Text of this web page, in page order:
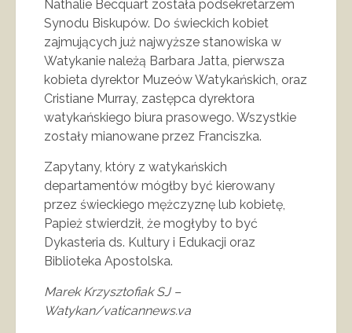
Nathalie Becquart została podsekretarzem
Synodu Biskupów. Do świeckich kobiet
zajmujących już najwyższe stanowiska w
Watykanie należą Barbara Jatta, pierwsza
kobieta dyrektor Muzeów Watykańskich, oraz
Cristiane Murray, zastępca dyrektora
watykańskiego biura prasowego. Wszystkie
zostały mianowane przez Franciszka.
Zapytany, który z watykańskich
departamentów mógłby być kierowany
przez świeckiego mężczyznę lub kobietę,
Papież stwierdził, że mogłyby to być
Dykasteria ds. Kultury i Edukacji oraz
Biblioteka Apostolska.
Marek Krzysztofiak SJ –
Watykan/vaticannews.va